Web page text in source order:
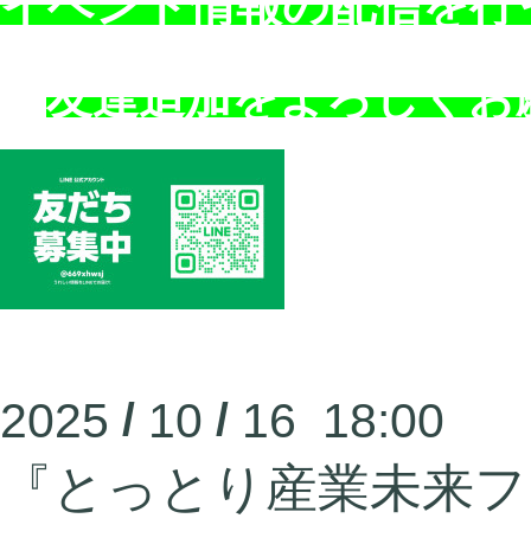
友達追加をよろしく
2025 / 10 / 16 18:00
『とっとり産業未来